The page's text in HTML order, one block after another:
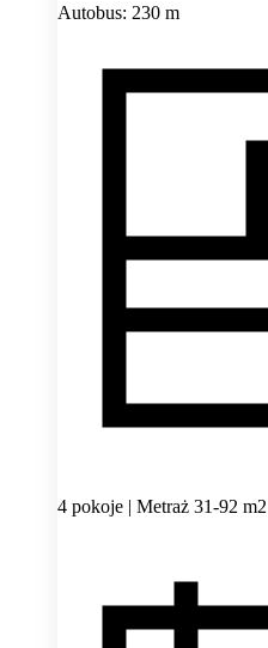
Autobus: 230 m
4 pokoje | Metraż 31-92 m2